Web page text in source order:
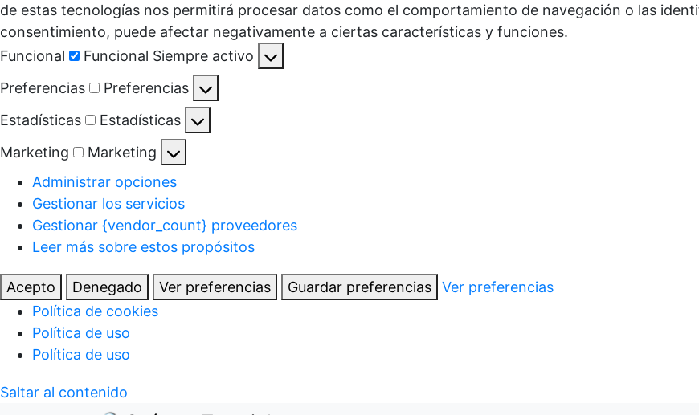
de estas tecnologías nos permitirá procesar datos como el comportamiento de navegación o las
consentimiento, puede afectar negativamente a ciertas características y funciones.
Funcional
Funcional Siempre activo
Preferencias
Preferencias
Estadísticas
Estadísticas
Marketing
Marketing
Administrar opciones
Gestionar los servicios
Gestionar {vendor_count} proveedores
Leer más sobre estos propósitos
Acepto Denegado Ver preferencias Guardar preferencias
Ver preferencias
Política de cookies
Política de uso
Política de uso
Saltar al contenido